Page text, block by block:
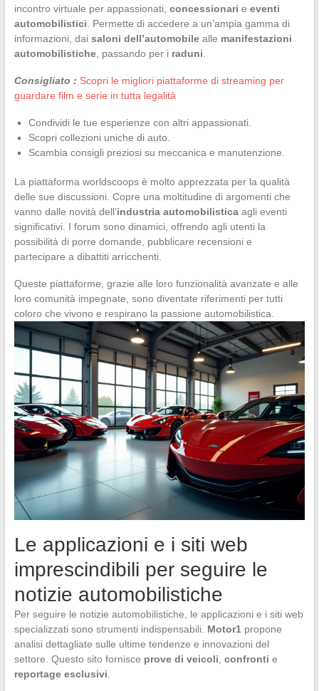
incontro virtuale per appassionati, concessionari e eventi
automobilistici . Permette di accedere a un’ampia gamma di
informazioni, dai saloni dell’automobilealle manifestazioni
automobilistiche, passando per i raduni
Consigliato : Scopri le migliori piattaforme di streaming per
guardare film e serie in tutta legalità
Condividi le tue esperienze con altri appassionati.
Scopri collezioni uniche di auto.
Scambia consigli preziosi su meccanica e manutenzione.
La piattaforma worldscoops è molto apprezzata per la qualità
delle sue discussioni. Copre una moltitudine di argomenti che
vanno dalle novità dell’industria automobilisticaagli eventi
significativi. I forum sono dinamici, offrendo agli utenti la
possibilità di porre domande, pubblicare recensioni e
partecipare a dibattiti arricchenti.
Queste piattaforme, grazie alle loro funzionalità avanzate e alle
loro comunità impegnate, sono diventate riferimenti per tutti
coloro che vivono e respirano la passione automobilistica.
Le applicazioni e i siti web
imprescindibili per seguire le
notizie automobilistiche
Per seguire le notizie automobilistiche, le applicazioni e i siti web
specializzati sono strumenti indispensabili. Motor1propone
analisi dettagliate sulle ultime tendenze e innovazioni del
settore. Questo sito fornisce prove di veicoli, confronti e
reportage esclusivi.